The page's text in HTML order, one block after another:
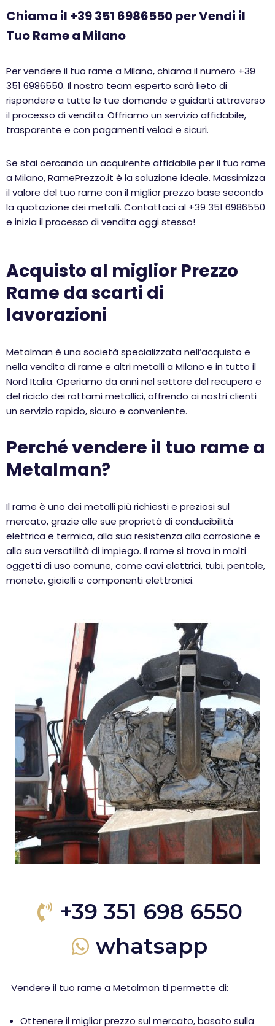
Chiama il +39 351 6986550 per Vendi il
Tuo Rame a Milano
Per vendere il tuo rame a Milano, chiama il numero +39
351 6986550. Il nostro team esperto sarà lieto di
rispondere a tutte le tue domande e guidarti attraverso
il processo di vendita. Offriamo un servizio affidabile,
trasparente e con pagamenti veloci e sicuri.
Se stai cercando un acquirente affidabile per il tuo rame
a Milano, RamePrezzo.it è la soluzione ideale. Massimizza
il valore del tuo rame con il miglior prezzo base secondo
la quotazione dei metalli. Contattaci al +39 351 6986550
e inizia il processo di vendita oggi stesso!
Acquisto al miglior Prezzo
Rame da scarti di
lavorazioni
Metalman è una società specializzata nell’acquisto e
nella vendita di rame e altri metalli a Milano e in tutto il
Nord Italia. Operiamo da anni nel settore del recupero e
del riciclo dei rottami metallici, offrendo ai nostri clienti
un servizio rapido, sicuro e conveniente.
Perché vendere il tuo rame a
Metalman?
Il rame è uno dei metalli più richiesti e preziosi sul
mercato, grazie alle sue proprietà di conducibilità
elettrica e termica, alla sua resistenza alla corrosione e
alla sua versatilità di impiego. Il rame si trova in molti
oggetti di uso comune, come cavi elettrici, tubi, pentole,
monete, gioielli e componenti elettronici.
+39 351 698 6550
whatsapp
Vendere il tuo rame a Metalman ti permette di:
Ottenere il miglior prezzo sul mercato, basato sulla